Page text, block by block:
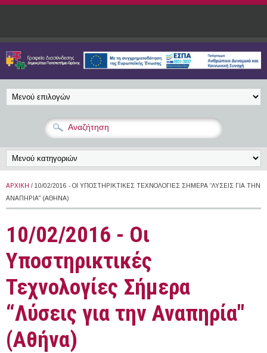
Παράκαμψη προς το κυρίως περιεχόμενο
ΑΡΧΙΚΉ / 10/02/2016 - ΟΙ ΥΠΟΣΤΗΡΙΚΤΙΚΈΣ ΤΕΧΝΟΛΟΓΊΕΣ ΣΉΜΕΡΑ “ΛΎΣΕΙΣ ΓΙΑ ΤΗΝ
ΑΝΑΠΗΡΊΑ" (ΑΘΉΝΑ)
10/02/2016 - Οι
Υποστηρικτικές
Τεχνολογίες Σήμερα
“Λύσεις για την Αναπηρία"
(Αθήνα)